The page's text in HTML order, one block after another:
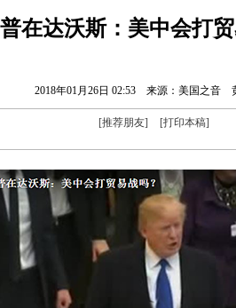
在达沃斯：美中会打
2018年01月26日 02:53 来源：美国之音
[推荐朋友] [打印本稿]